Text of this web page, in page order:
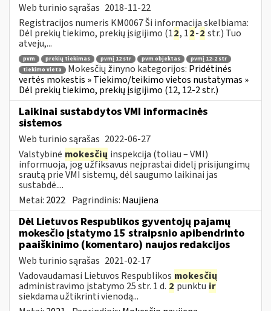
Web turinio sąrašas 2018-11-22
Registracijos numeris KM0067 Ši informacija skelbiama:
Dėl prekių tiekimo, prekių įsigijimo (12, 12-2 str.) Tuo
atveju,...
pvm prekių tiekimas pvmį 12 str pvm objektas
pvmį 12-2 str
tiekimo vieta
Mokesčių žinyno kategorijos: Pridėtinės
vertės mokestis » Tiekimo/teikimo vietos nustatymas »
Dėl prekių tiekimo, prekių įsigijimo (12, 12-2 str.)
Laikinai sustabdytos VMI informacinės
sistemos
Web turinio sąrašas 2022-06-27
Valstybinė mokesčių inspekcija (toliau – VMI)
informuoja, jog užfiksavus neįprastai didelį prisijungimų
srautą prie VMI sistemų, dėl saugumo laikinai jas
sustabdė....
Metai: 2022 Pagrindinis: Naujiena
Dėl Lietuvos Respublikos gyventojų pajamų
mokesčio įstatymo 15 straipsnio apibendrinto
paaiškinimo (komentaro) naujos redakcijos
Web turinio sąrašas 2021-02-17
Vadovaudamasi Lietuvos Respublikos mokesčių
administravimo įstatymo 25 str. 1 d. 2punktuir
siekdama užtikrinti vienodą...